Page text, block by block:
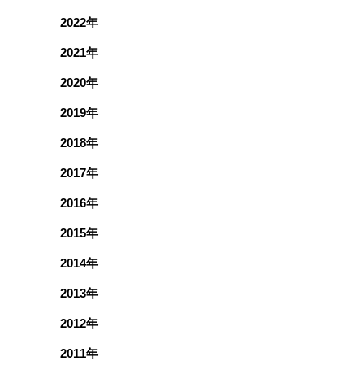
2022年
2021年
2020年
2019年
2018年
2017年
2016年
2015年
2014年
2013年
2012年
2011年